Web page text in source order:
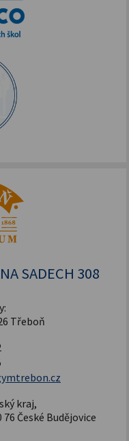
SADECH 308
Třeboň
kraj,
České Budějovice